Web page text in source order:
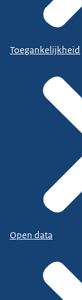
Toegankelijkheid
Open data